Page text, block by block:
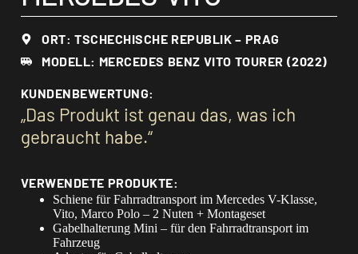
ORT: TSCHECHISCHE REPUBLIK – PRAG
MODELL: MERCEDES BENZ VITO TOURER (2022)
KUNDENBEWERTUNG:
„Das Produkt ist genau das, was ich
gebraucht habe.“
VERWENDETE PRODUKTE:
Schiene für Fahrradtransport im Mercedes V-Klasse,
Vito, Marco Polo – 2 Nuten + Montageset
Gabelhalterung Mini – für den Fahrradtransport im
Fahrzeug